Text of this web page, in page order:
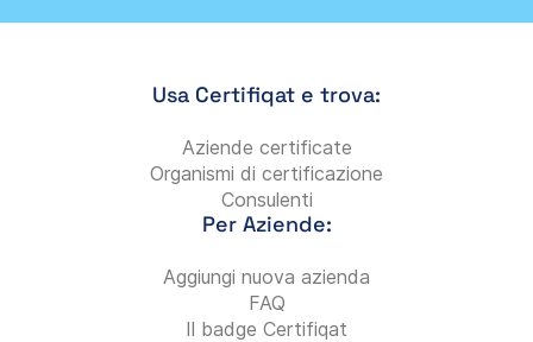
Usa Certifiqat e trova:
Aziende certificate
Organismi di certificazione
Consulenti
Per Aziende:
Aggiungi nuova azienda
FAQ
Il badge Certifiqat